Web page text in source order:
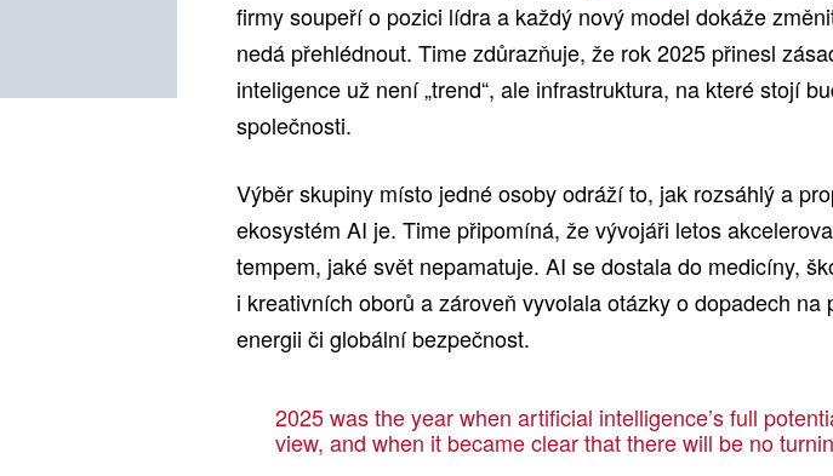
firmy soupeří o pozici lídra a každý nový model dokáže
nedá přehlédnout. Time zdůrazňuje, že rok 2025 přinesl
inteligence už není „trend“, ale infrastruktura, na které stojí
společnosti.
Výběr skupiny místo jedné osoby odráží to, jak rozsáhlý a
ekosystém AI je. Time připomíná, že vývojáři letos
tempem, jaké svět nepamatuje. AI se dostala do medicíny,
i kreativních oborů a zároveň vyvolala otázky o dopadech na
energii či globální bezpečnost.
2025 was the year when artificial intelligence’s full
view, and when it became clear that there will be no